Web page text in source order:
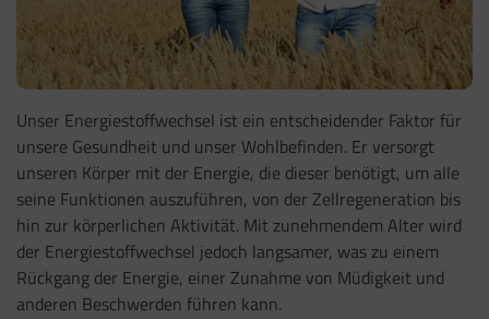
Unser Energiestoffwechsel ist ein entscheidender Faktor für
unsere Gesundheit und unser Wohlbefinden. Er versorgt
unseren Körper mit der Energie, die dieser benötigt, um alle
seine Funktionen auszuführen, von der Zellregeneration bis
hin zur körperlichen Aktivität. Mit zunehmendem Alter wird
der Energiestoffwechsel jedoch langsamer, was zu einem
Rückgang der Energie, einer Zunahme von Müdigkeit und
anderen Beschwerden führen kann.